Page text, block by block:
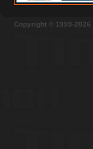
Copyright © 1999-2026